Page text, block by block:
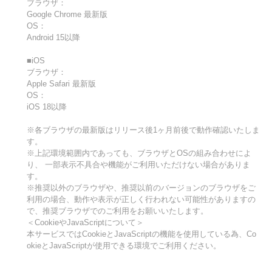
ブラウザ：
Google Chrome 最新版
OS：
Android 15以降
■iOS
ブラウザ：
Apple Safari 最新版
OS：
iOS 18以降
※各ブラウザの最新版はリリース後1ヶ月前後で動作確認いたしま
す。
※上記環境範囲内であっても、ブラウザとOSの組み合わせによ
り、 一部表示不具合や機能がご利用いただけない場合がありま
す。
※推奨以外のブラウザや、推奨以前のバージョンのブラウザをご
利用の場合、動作や表示が正しく行われない可能性がありますの
で、推奨ブラウザでのご利用をお願いいたします。
＜CookieやJavaScriptについて＞
本サービスではCookieとJavaScriptの機能を使用している為、Co
okieとJavaScriptが使用できる環境でご利用ください。